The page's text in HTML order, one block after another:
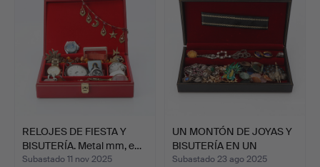
RELOJES DE FIESTA Y
BISUTERÍA. Metal mm, e…
Subastado 11 nov 2025
UN MONTÓN DE JOYAS Y
BISUTERÍA EN UN
ESTUC…
Subastado 23 ago 2025